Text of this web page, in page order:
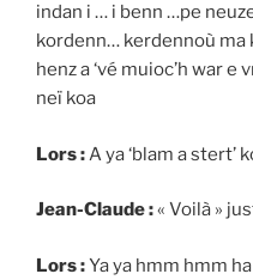
indan i … i benn …pe
kordenn… kerdennoù ma
henz a ‘vé muioc’h war e
neï koa
Lors :A ya ‘blam a stert’
Jean-Claude :« Voilà »
Lors :Ya ya hmm hmm